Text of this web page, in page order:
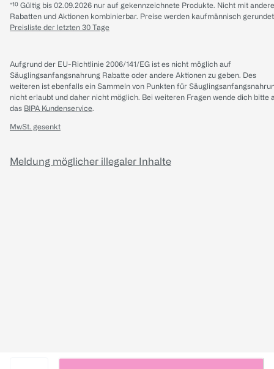
*¹⁰ Gültig bis 02.09.2026 nur auf gekennzeichnete Produkte. Nicht mit
Rabatten und Aktionen kombinierbar. Preise werden kaufmännisch
Preisliste der letzten 30 Tage
Aufgrund der EU-Richtlinie 2006/141/EG ist es nicht möglich auf
Säuglingsanfangsnahrung Rabatte oder andere Aktionen zu geben. Des
weiteren ist ebenfalls ein Sammeln von Punkten für
nicht erlaubt und daher nicht möglich. Bei weiteren Fragen wende dich bitte
das BIPA Kundenservice.
MwSt. gesenkt
Meldung möglicher illegaler Inhalte